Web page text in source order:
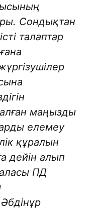
Сондықтан
талаптар
маңызды
елемеу
құралын
дейін алып
ПД